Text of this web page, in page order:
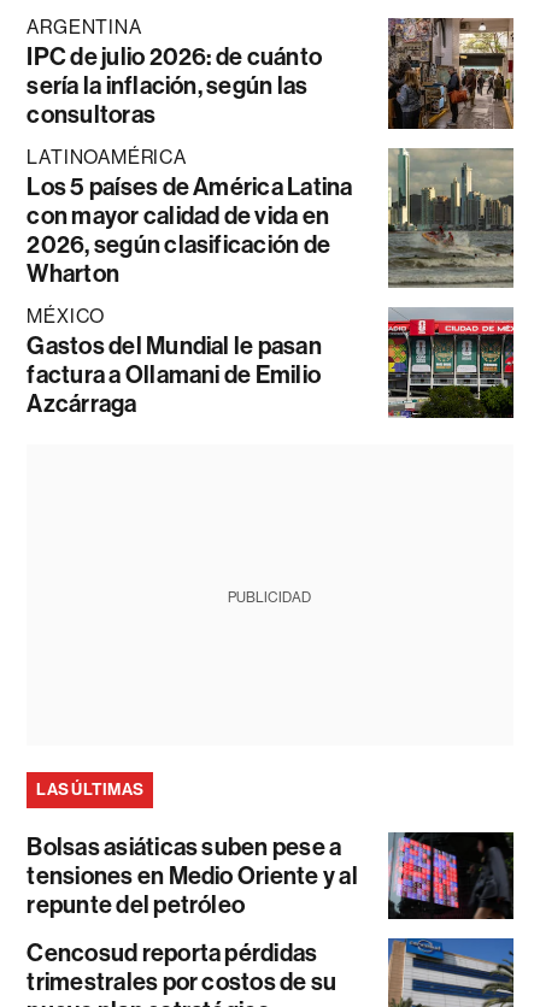
ARGENTINA
IPC de julio 2026: de cuánto
sería la inflación, según las
consultoras
LATINOAMÉRICA
Los 5 países de América Latina
con mayor calidad de vida en
2026, según clasificación de
Wharton
MÉXICO
Gastos del Mundial le pasan
factura a Ollamani de Emilio
Azcárraga
PUBLICIDAD
LAS ÚLTIMAS
Bolsas asiáticas suben pese a
tensiones en Medio Oriente y al
repunte del petróleo
Cencosud reporta pérdidas
trimestrales por costos de su